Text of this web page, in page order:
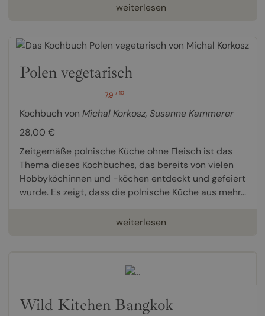
weiterlesen
Polen vegetarisch
7,9/ 10
Kochbuch von Michal Korkosz, Susanne Kammerer
28,00 €
Zeitgemäße polnische Küche ohne Fleisch ist das
Thema dieses Kochbuches, das bereits von vielen
Hobbyköchinnen und -köchen entdeckt und gefeiert
wurde. Es zeigt, dass die polnische Küche aus mehr...
weiterlesen
Wild Kitchen Bangkok